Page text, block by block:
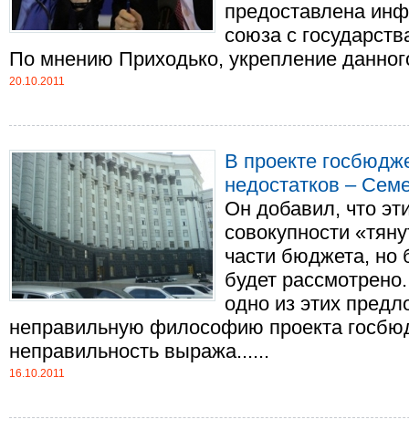
предоставлена
союза с
По мнению Приходько, укрепление
20.10.2011
В проекте
недостатков –
Он добавил, что
совокупности
части бюджета, но
будет
одно из этих
неправильную философию проекта
неправильность выража......
16.10.2011